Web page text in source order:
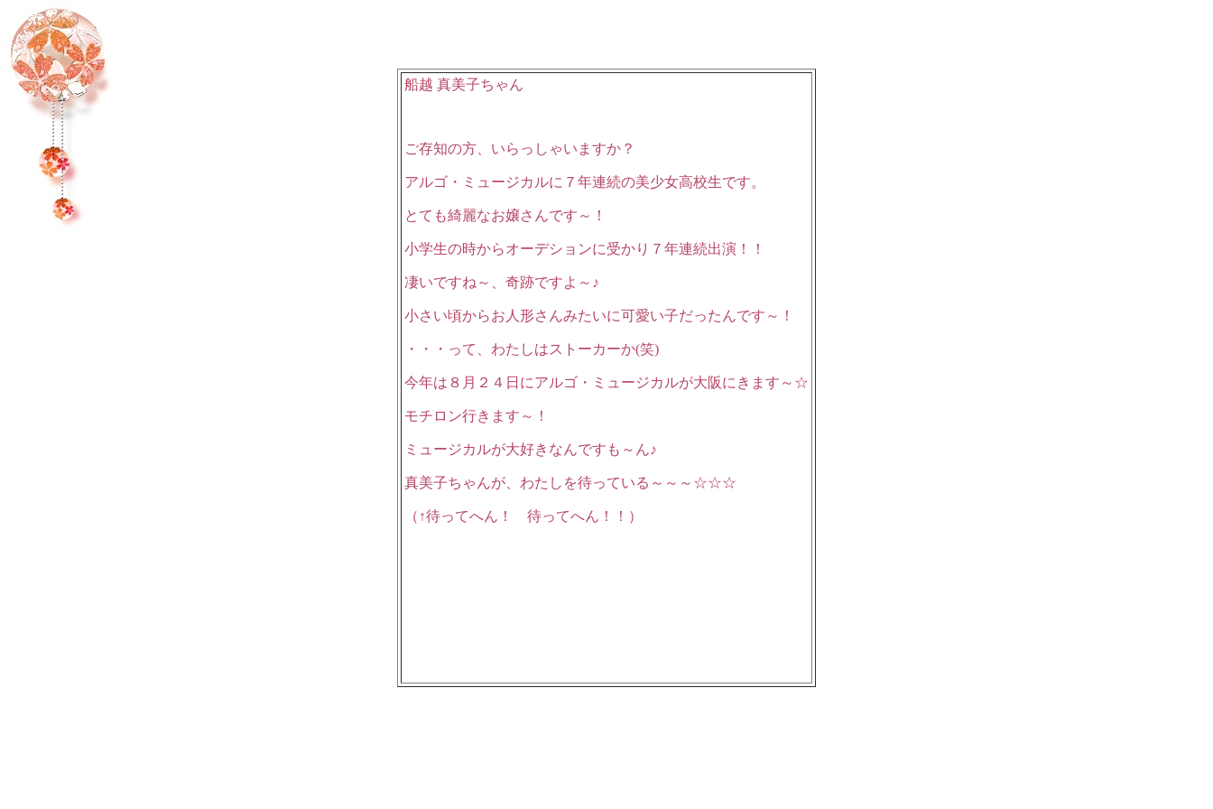
船越 真美子ちゃん
ご存知の方、いらっしゃいますか？
アルゴ・ミュージカルに７年連続の美少女高校生です。
とても綺麗なお嬢さんです～！
小学生の時からオーデションに受かり７年連続出演！！
凄いですね～、奇跡ですよ～♪
小さい頃からお人形さんみたいに可愛い子だったんです～！
・・・って、わたしはストーカーか(笑)
今年は８月２４日にアルゴ・ミュージカルが大阪にきます～☆
モチロン行きます～！
ミュージカルが大好きなんですも～ん♪
真美子ちゃんが、わたしを待っている～～～☆☆☆
（↑待ってへん！ 待ってへん！！）